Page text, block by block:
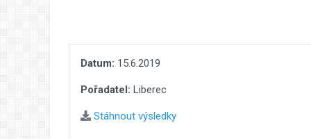
Datum: 15.6.2019
Pořadatel: Liberec
Stáhnout výsledky